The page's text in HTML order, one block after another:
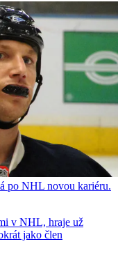
po NHL novou kariéru.
v NHL, hraje už
jako člen